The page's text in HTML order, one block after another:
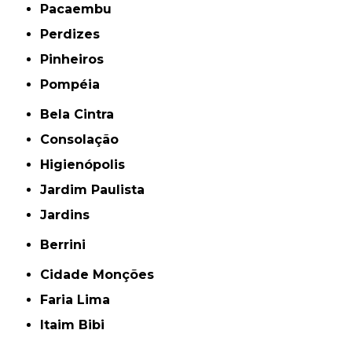
Pacaembu
Perdizes
Pinheiros
Pompéia
Bela Cintra
Consolação
Higienópolis
Jardim Paulista
Jardins
Berrini
Cidade Monções
Faria Lima
Itaim Bibi